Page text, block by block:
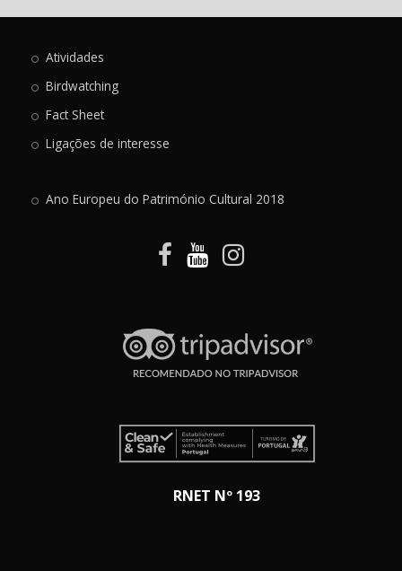
Atividades
Birdwatching
Fact Sheet
Ligações de interesse
Ano Europeu do Património Cultural 2018
RNET Nº 193